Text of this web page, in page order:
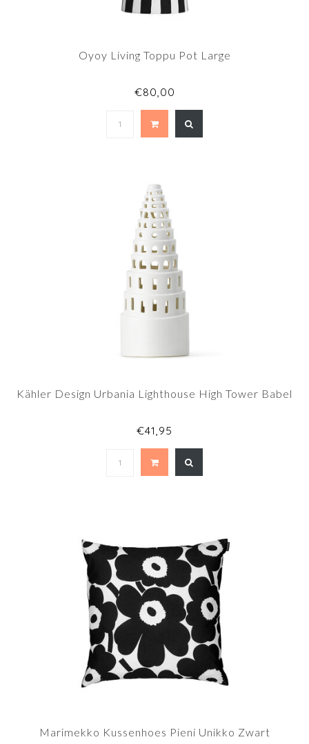
Oyoy Living Toppu Pot Large
€80,00
Kähler Design Urbania Lighthouse High Tower Babel
€41,95
Marimekko Kussenhoes Pieni Unikko Zwart